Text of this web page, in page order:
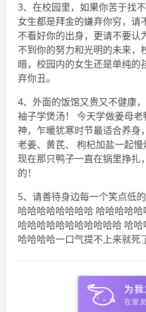
3、在校园里，如果你苦于找
女生都是拜金的嫌弃你穷，请
不看好你的出身，更请不要认
不到你的努力和光明的未来，
暗，校园内的女生还是单纯的
弃你丑。
4、外面的饭馆又贵又不健康
袖子学煲汤！ 今天学做姜母
神，乍暖犹寒时节最适合养身
老姜、黄芪、 枸杞加盐一起
现在那只鸭子一直在锅里挣扎
的！
5、请善待身边每一个笑点低
哈哈哈哈哈哈哈哈 哈哈哈哈
哈哈哈哈哈哈哈哈哈哈哈 哈
哈哈哈哈一口气提不上来就死